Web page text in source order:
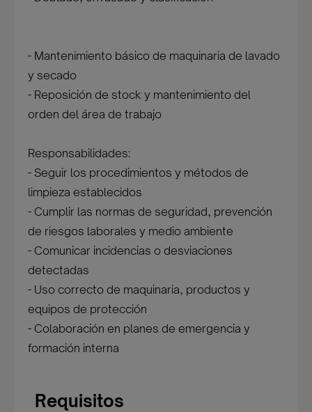
- Mantenimiento básico de maquinaria de lavado
y secado
- Reposición de stock y mantenimiento del
orden del área de trabajo
Responsabilidades:
- Seguir los procedimientos y métodos de
limpieza establecidos
- Cumplir las normas de seguridad, prevención
de riesgos laborales y medio ambiente
- Comunicar incidencias o desviaciones
detectadas
- Uso correcto de maquinaria, productos y
equipos de protección
- Colaboración en planes de emergencia y
formación interna
Requisitos